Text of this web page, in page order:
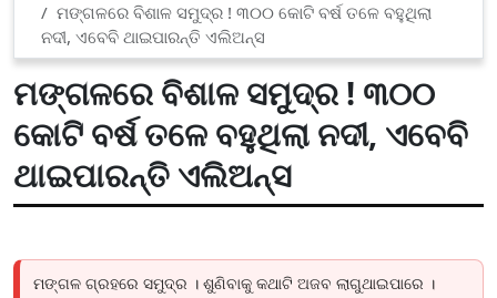
ମଙ୍ଗଳରେ ବିଶାଳ ସମୁଦ୍ର ! ୩୦୦ କୋଟି ବର୍ଷ ତଳେ ବହୁଥିଲା
ନଦୀ, ଏବେବି ଥାଇପାରନ୍ତି ଏଲିଅନ୍ସ
ମଙ୍ଗଳରେ ବିଶାଳ ସମୁଦ୍ର ! ୩୦୦
କୋଟି ବର୍ଷ ତଳେ ବହୁଥିଲା ନଦୀ, ଏବେବି
ଥାଇପାରନ୍ତି ଏଲିଅନ୍ସ
ମଙ୍ଗଳ ଗ୍ରହରେ ସମୁଦ୍ର । ଶୁଣିବାକୁ କଥାଟି ଅଜବ ଲାଗୁଥାଇପାରେ ।